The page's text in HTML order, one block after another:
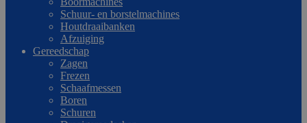
Schuur- en borstelmachines
Houtdraaibanken
Afzuiging
Gereedschap
Zagen
Frezen
Schaafmessen
Boren
Schuren